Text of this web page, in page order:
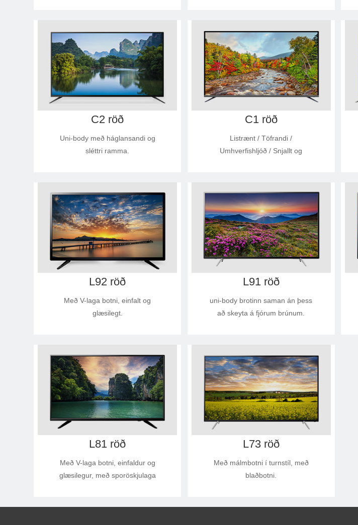
C2 röð
Uni-body með háglansandi og
sléttri ramma.
C1 röð
Listrænt / Töfrandi /
Umhverfishljóð / Snjallt og
L92 röð
Með V-laga botni, einfalt og
glæsilegt.
L91 röð
uni-body brotinn saman án þess
að skeyta á fjórum brúnum.
L81 röð
Með V-laga botni, einfaldur og
glæsilegur, með sporöskjulaga
L73 röð
Með málmbotni í turnstíl, með
blaðbotni.